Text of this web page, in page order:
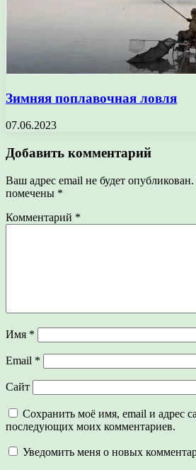
Зимняя поплавочная ловля
07.06.2023
Добавить комментарий
Ваш адрес email не будет опубликован.
помечены *
Комментарий *
Имя *
Email *
Сайт
Сохранить моё имя, email и адрес
последующих моих комментариев.
Уведомить меня о новых